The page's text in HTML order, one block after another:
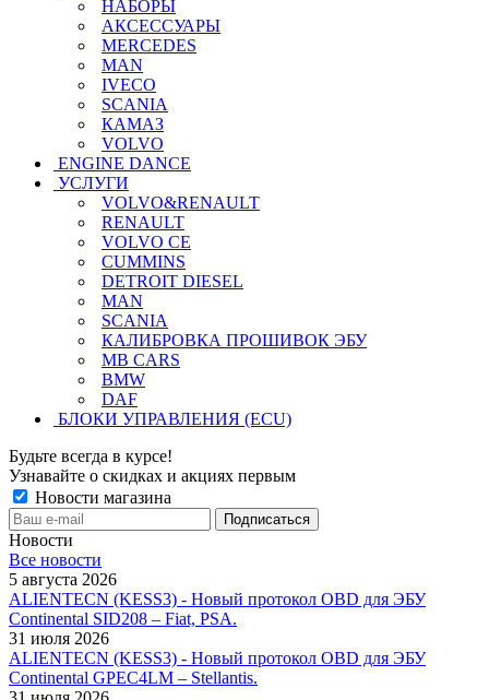
НАБОРЫ
АКСЕССУАРЫ
MERCEDES
MAN
IVECO
SCANIA
КАМАЗ
VOLVO
ENGINE DANCE
УСЛУГИ
VOLVO&RENAULT
RENAULT
VOLVO CE
CUMMINS
DETROIT DIESEL
MAN
SCANIA
КАЛИБРОВКА ПРОШИВОК ЭБУ
MB CARS
BMW
DAF
БЛОКИ УПРАВЛЕНИЯ (ECU)
Будьте всегда в курсе!
Узнавайте о скидках и акциях первым
Новости магазина
Новости
Все новости
5 августа 2026
ALIENTECN (KESS3) - Новый протокол OBD для ЭБУ
Continental SID208 – Fiat, PSA.
31 июля 2026
ALIENTECN (KESS3) - Новый протокол OBD для ЭБУ
Continental GPEC4LM – Stellantis.